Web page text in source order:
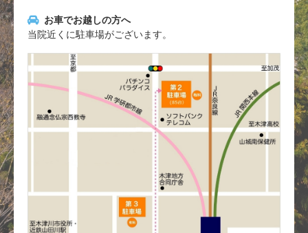
お車でお越しの方へ
当院近くに駐車場がございます。